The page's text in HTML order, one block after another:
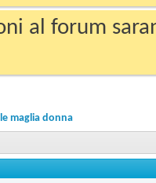
al forum
maglia donna